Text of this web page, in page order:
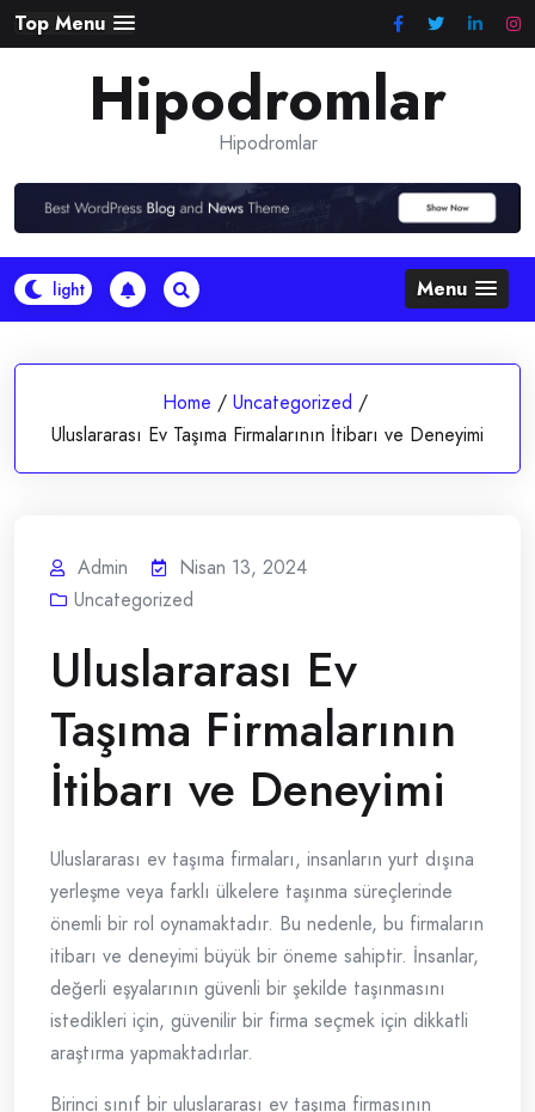
Skip
to
Top Menu
Hipodromlar
Hipodromlar
Menu
Home / Uncategorized /
Uluslararası Ev Taşıma Firmalarının İtibarı ve Deneyimi
Admin
Nisan 13, 2024
Uncategorized
Uluslararası Ev
Taşıma Firmalarının
İtibarı ve Deneyimi
Uluslararası ev taşıma firmaları, insanların yurt dışına
yerleşme veya farklı ülkelere taşınma süreçlerinde
önemli bir rol oynamaktadır. Bu nedenle, bu firmaların
itibarı ve deneyimi büyük bir öneme sahiptir. İnsanlar,
değerli eşyalarının güvenli bir şekilde taşınmasını
istedikleri için, güvenilir bir firma seçmek için dikkatli
araştırma yapmaktadırlar.
Birinci sınıf bir uluslararası ev taşıma firmasının